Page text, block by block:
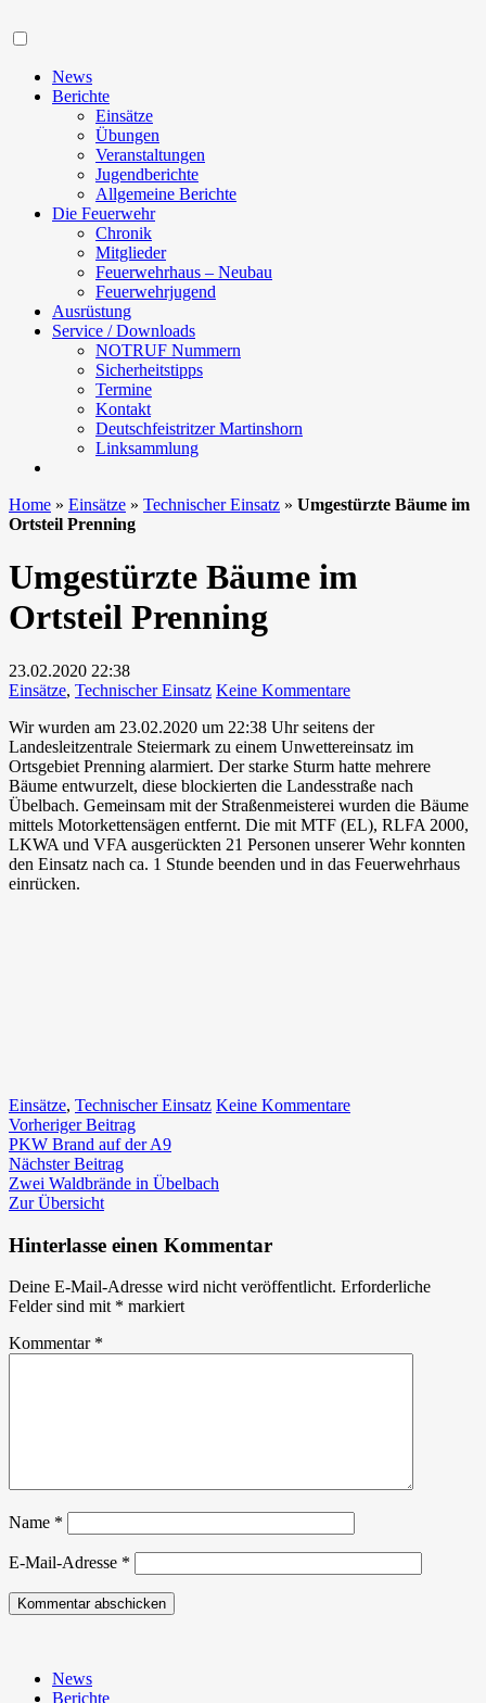
News
Berichte
Einsätze
Übungen
Veranstaltungen
Jugendberichte
Allgemeine Berichte
Die Feuerwehr
Chronik
Mitglieder
Feuerwehrhaus – Neubau
Feuerwehrjugend
Ausrüstung
Service / Downloads
NOTRUF Nummern
Sicherheitstipps
Termine
Kontakt
Deutschfeistritzer Martinshorn
Linksammlung
Home » Einsätze » Technischer Einsatz » Umgestürzte Bäume im
Ortsteil Prenning
Umgestürzte Bäume im
Ortsteil Prenning
23.02.2020 22:38
Einsätze, Technischer Einsatz Keine Kommentarezu
Bäume
im
Ortsteil
Prenning
Wir wurden am 23.02.2020 um 22:38 Uhr seitens der
Landesleitzentrale Steiermark zu einem Unwettereinsatz im
Ortsgebiet Prenning alarmiert. Der starke Sturm hatte mehrere
Bäume entwurzelt, diese blockierten die Landesstraße nach
Übelbach. Gemeinsam mit der Straßenmeisterei wurden die Bäume
mittels Motorkettensägen entfernt. Die mit MTF (EL), RLFA 2000,
LKWA und VFA ausgerückten 21 Personen unserer Wehr konnten
den Einsatz nach ca. 1 Stunde beenden und in das Feuerwehrhaus
einrücken.
Einsätze, Technischer Einsatz Keine Kommentarezu
Beitragsnavigation
Vorheriger BeitragVorheriger
Beitrag:
PKW Brand auf der A9
Nächster BeitragNächster
Beitrag:
Zwei Waldbrände in Übelbach
Zur Übersicht
Hinterlasse einen Kommentar
Deine E-Mail-Adresse wird nicht veröffentlicht. Erforderliche
Felder sind mit * markiert
Kommentar *
Name *
E-Mail-Adresse *
News
Berichte